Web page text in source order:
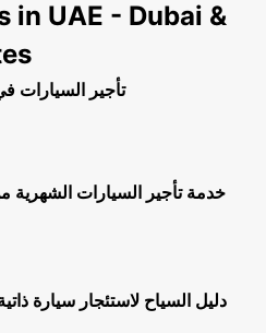
in UAE - Dubai &
تأجير السيارات
خدمة تأجير السيارات الشهرية
دليل السياح لاستئجار سيارة